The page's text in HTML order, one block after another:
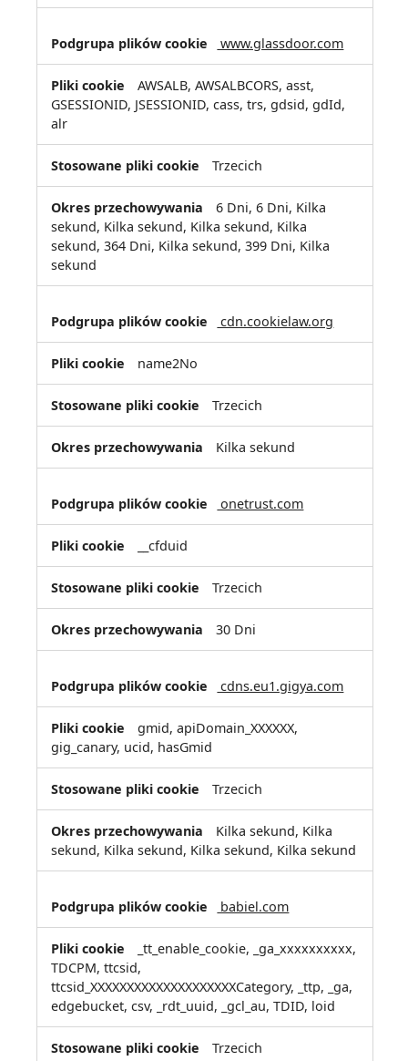
www.glassdoor.com
AWSALB, AWSALBCORS, asst,
GSESSIONID, JSESSIONID, cass, trs, gdsid, gdId,
alr
Trzecich
6 Dni, 6 Dni, Kilka
sekund, Kilka sekund, Kilka sekund, Kilka
sekund, 364 Dni, Kilka sekund, 399 Dni, Kilka
sekund
cdn.cookielaw.org
name2No
Trzecich
Kilka sekund
onetrust.com
__cfduid
Trzecich
30 Dni
cdns.eu1.gigya.com
gmid, apiDomain_XXXXXX,
gig_canary, ucid, hasGmid
Trzecich
Kilka sekund, Kilka
sekund, Kilka sekund, Kilka sekund, Kilka sekund
babiel.com
_tt_enable_cookie, _ga_xxxxxxxxxx,
TDCPM, ttcsid,
ttcsid_XXXXXXXXXXXXXXXXXXXXCategory, _ttp, _ga,
edgebucket, csv, _rdt_uuid, _gcl_au, TDID, loid
Trzecich